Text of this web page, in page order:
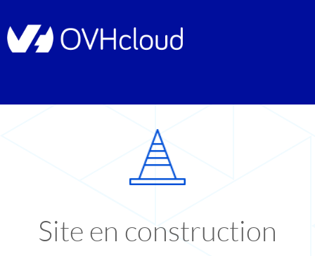
Site en construction